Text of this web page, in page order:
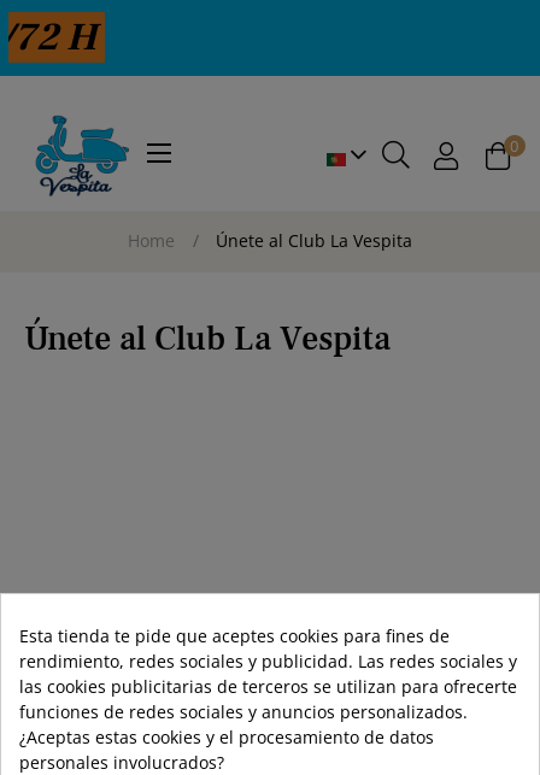
H
Toggle
☰ 0
Home Únete al Club La Vespita
Únete al Club La Vespita
CUENTA
Esta tienda te pide que aceptes cookies para fines de
rendimiento, redes sociales y publicidad. Las redes sociales y
las cookies publicitarias de terceros se utilizan para ofrecerte
funciones de redes sociales y anuncios personalizados.
¿Aceptas estas cookies y el procesamiento de datos
personales involucrados?